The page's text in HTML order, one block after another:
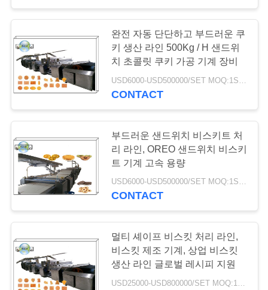
마시맬로 생산 라인
쿠키 생산 라인
웨이퍼 지팡이 기계
완전 자동 단단하고 부드러운 쿠
키 생산 라인 500Kg / H 샌드위
치 초콜릿 쿠키 가공 기계 장비
USD6000-USD500000/SET MOQ:1SET
CONTACT
부드러운 샌드위치 비스키트 처
리 라인, OREO 샌드위치 비스키
트 기계 고속 용량
USD6000-USD500000/SET MOQ:1SET
CONTACT
멀티 셰이프 비스킷 처리 라인,
비스킷 제조 기계, 상업 비스킷
생산 라인 글로벌 레시피 지원